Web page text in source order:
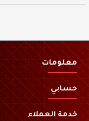
معلومات
حسابي
خدمة العملاء